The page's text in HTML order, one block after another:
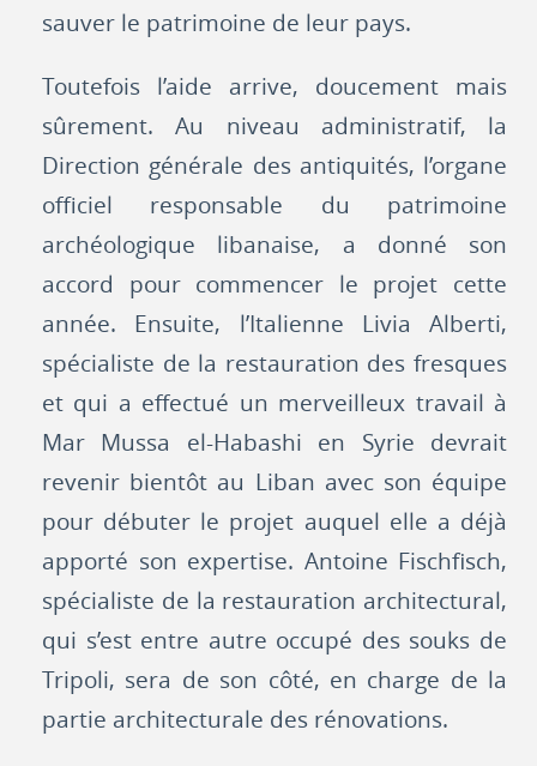
sauver le patrimoine de leur pays.
Toutefois l’aide arrive, doucement mais
sûrement. Au niveau administratif, la
Direction générale des antiquités, l’organe
officiel responsable du patrimoine
archéologique libanaise, a donné son
accord pour commencer le projet cette
année. Ensuite, l’Italienne Livia Alberti,
spécialiste de la restauration des fresques
et qui a effectué un merveilleux travail à
Mar Mussa el-Habashi en Syrie devrait
revenir bientôt au Liban avec son équipe
pour débuter le projet auquel elle a déjà
apporté son expertise. Antoine Fischfisch,
spécialiste de la restauration architectural,
qui s’est entre autre occupé des souks de
Tripoli, sera de son côté, en charge de la
partie architecturale des rénovations.